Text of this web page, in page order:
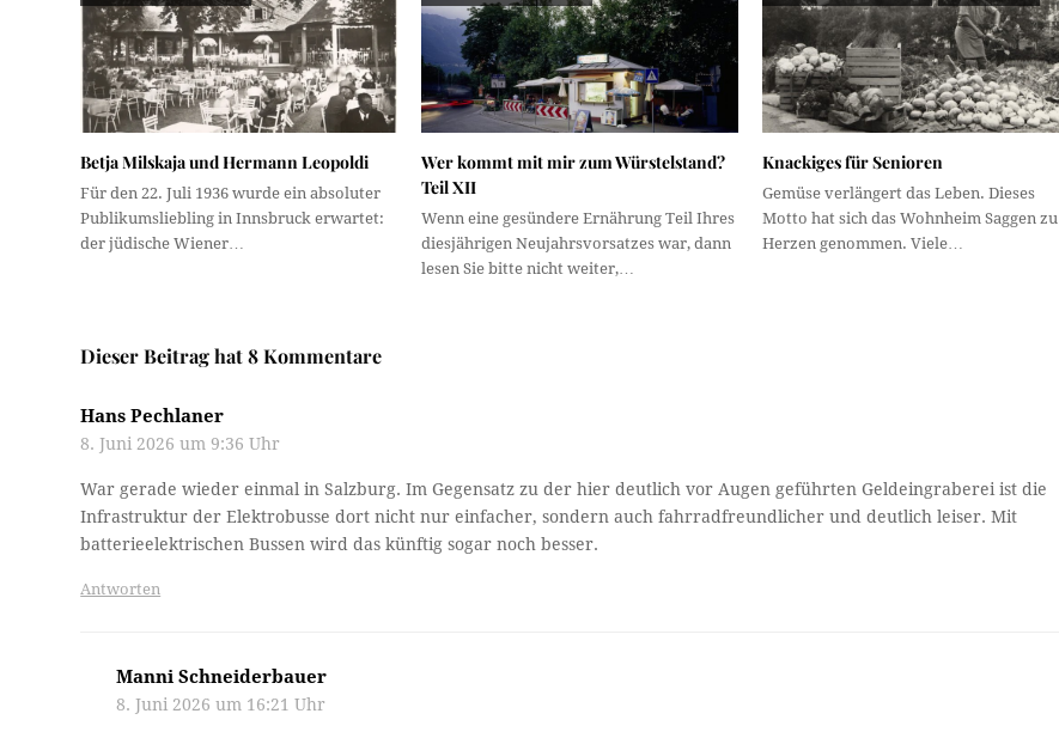
Betja Milskaja und Hermann Leopoldi
Für den 22. Juli 1936 wurde ein absoluter
Publikumsliebling in Innsbruck erwartet:
der jüdische Wiener…
Wer kommt mit mir zum Würstelstand?
Teil XII
Wenn eine gesündere Ernährung Teil Ihres
diesjährigen Neujahrsvorsatzes war, dann
lesen Sie bitte nicht weiter,…
Knackiges für Senioren
Gemüse verlängert das Leben. Dieses
Motto hat sich das Wohnheim Saggen zu
Herzen genommen. Viele…
Dieser Beitrag hat 8 Kommentare
Hans Pechlaner
8. Juni 2026 um 9:36 Uhr
War gerade wieder einmal in Salzburg. Im Gegensatz zu der hier deutlich vor Augen geführten Geldeingraberei ist die
Infrastruktur der Elektrobusse dort nicht nur einfacher, sondern auch fahrradfreundlicher und deutlich leiser. Mit
batterieelektrischen Bussen wird das künftig sogar noch besser.
Antworten
Manni Schneiderbauer
8. Juni 2026 um 16:21 Uhr